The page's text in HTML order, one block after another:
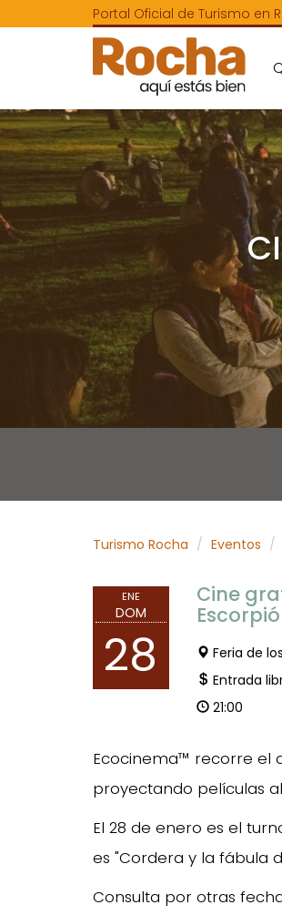
Portal Oficial de Turismo en
Turismo Rocha Eventos
ENE
DOM
28
Cine
Feria de
Entrada
21:00
Ecocinema™ recorre el
proyectando películas
El 28 de enero es el
es "Cordera y la fábula
Consulta por otras